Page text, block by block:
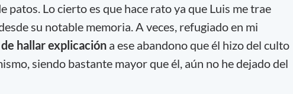
patos. Lo cierto es que hace rato ya que Luis me trae
su notable memoria. A veces, refugiado en mi
hallar explicación a ese abandono que él hizo del culto
siendo bastante mayor que él, aún no he dejado del